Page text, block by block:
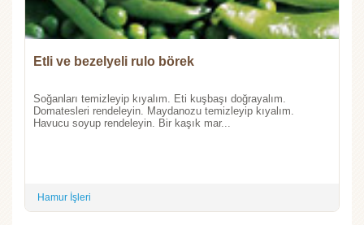
Etli ve bezelyeli rulo börek
Soğanları temizleyip kıyalım. Eti kuşbaşı doğrayalım.
Domatesleri rendeleyin. Maydanozu temizleyip kıyalım.
Havucu soyup rendeleyin. Bir kaşık mar...
Hamur İşleri